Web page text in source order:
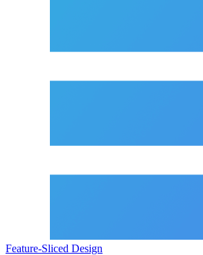
Feature-Sliced Design